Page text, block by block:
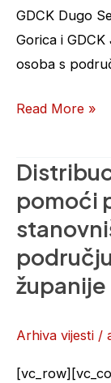
GDCK Dugo
Gorica i
osoba s
Read More »
pomoći
županije
Arhiva vijesti /
Distribucija
humanitarne
pomoći
postradalom
stanovništvu
od
na
području